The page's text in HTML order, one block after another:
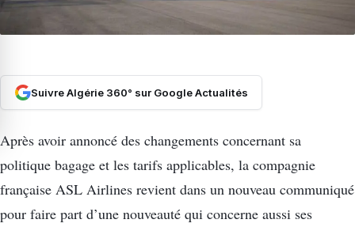
Suivre Algérie 360° sur Google Actualités
Après avoir annoncé des changements concernant sa
politique bagage et les tarifs applicables, la compagnie
française ASL Airlines revient dans un nouveau communiqué
pour faire part d’une nouveauté qui concerne aussi ses